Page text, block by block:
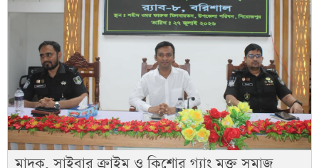
মাদক, সাইবার ক্রাইম ও কিশোর গ্যাং মুক্ত সমাজ